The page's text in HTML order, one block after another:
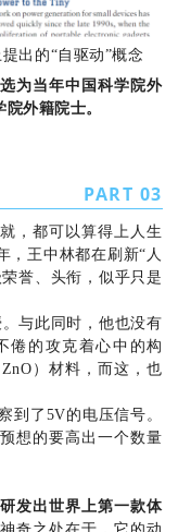
出的“自驱动”概念
为当年中国科学院外
外籍院士。
PART 03
，都可以算得上人生
，王中林都在刷新“人
誉、头衔，似乎只是
与此同时，他也没有
倦的攻克着心中的构
）材料，而这，也
到了5V的电压信号。
想的要高出一个数量
发出世界上第一款体